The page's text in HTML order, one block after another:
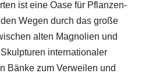
ist eine Oase für Pflanzen-
Wegen durch das große
alten Magnolien und
internationaler
Bänke zum Verweilen und